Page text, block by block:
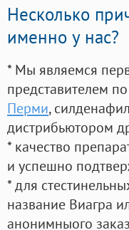
Несколько
именно у нас?
* Мы являемся
представителем
Перми,
дистрибьютором
* качество
и успешно
* для
название Виагра
анонимныого